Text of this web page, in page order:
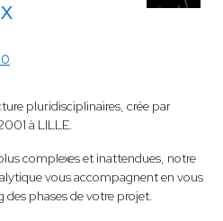
pluridisciplinaires, crée par
à LILLE.
complexes et inattendues, notre
vous accompagnent en vous
phases de votre projet.